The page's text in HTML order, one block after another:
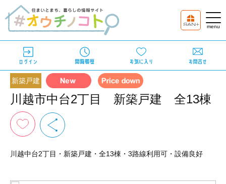
新築戸建
川越市中台2丁目 新築戸建 全13棟
川越中台2丁目・新築戸建・全13棟・3路線利用可・設備良好